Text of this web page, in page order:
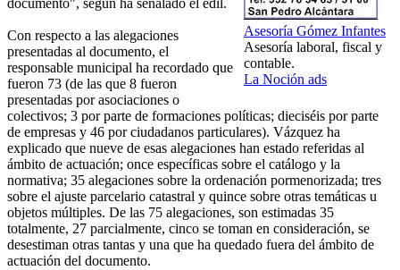
Asesoría Gómez Infantes
Asesoría laboral, fiscal y
contable.
La Noción ads
documento", según ha señalado el edil.
Con respecto a las alegaciones
presentadas al documento, el
responsable municipal ha recordado que
fueron 73 (de las que 8 fueron
presentadas por asociaciones o
colectivos; 3 por parte de formaciones políticas; dieciséis por parte
de empresas y 46 por ciudadanos particulares). Vázquez ha
explicado que nueve de esas alegaciones han estado referidas al
ámbito de actuación; once específicas sobre el catálogo y la
normativa; 35 alegaciones sobre la ordenación pormenorizada; tres
sobre el ajuste parcelario catastral y quince sobre otras temáticas u
objetos múltiples. De las 75 alegaciones, son estimadas 35
totalmente, 27 parcialmente, cinco se toman en consideración, se
desestiman otras tantas y una que ha quedado fuera del ámbito de
actuación del documento.